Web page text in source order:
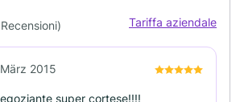
Tariffa aziendale
2015
super cortese!!!!